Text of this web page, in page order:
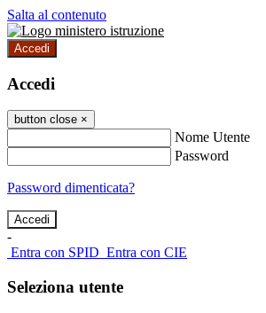
Salta al contenuto
Accedi
Accedi
button close ×
Nome Utente
Password
Password dimenticata?
-
Entra con SPID Entra con CIE
Seleziona utente